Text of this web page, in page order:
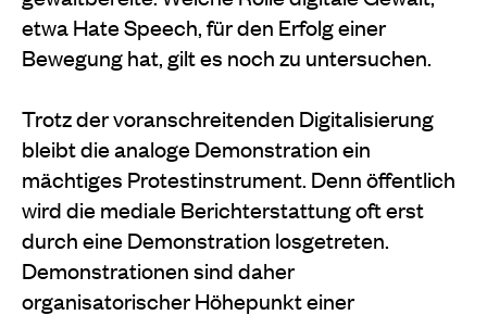
etwa Hate Speech, für den Erfolg einer
Bewegung hat, gilt es noch zu untersuchen.
Trotz der voranschreitenden Digitalisierung
bleibt die analoge Demonstration ein
mächtiges Protestinstrument. Denn öffentlich
wird die mediale Berichterstattung oft erst
durch eine Demonstration losgetreten.
Demonstrationen sind daher
organisatorischer Höhepunkt einer